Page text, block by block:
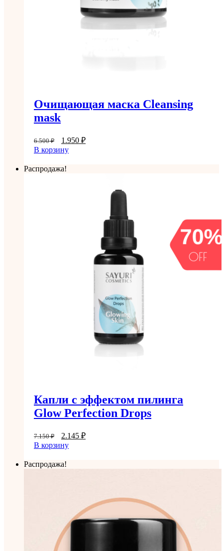
Очищающая маска Cleansing
mask
6.500₽ 1.950 ₽
В корзину
Распродажа!
Капли с эффектом пилинга
Glow Perfection Drops
7.150₽ 2.145 ₽
В корзину
Распродажа!